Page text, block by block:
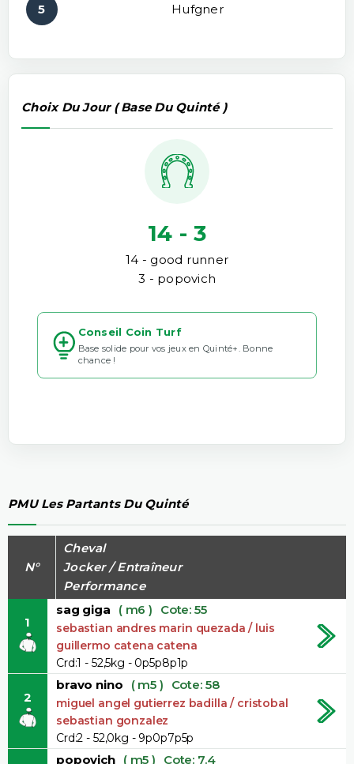
5 Hufgner
Choix Du Jour ( Base Du Quinté )
14 - 3
14 - good runner
3 - popovich
Conseil Coin Turf
Base solide pour vos jeux en Quinté+. Bonne
chance !
PMU Les Partants Du Quinté
N°
Cheval
Jocker / Entraîneur
Performance
1
sag giga ( m6 ) Cote: 55
sebastian andres marin quezada / luis
guillermo catena catena
Crd:1 - 52,5kg - 0p5p8p1p
2
bravo nino ( m5 ) Cote: 58
miguel angel gutierrez badilla / cristobal
sebastian gonzalez
Crd:2 - 52,0kg - 9p0p7p5p
popovich ( m5 ) Cote: 7.4